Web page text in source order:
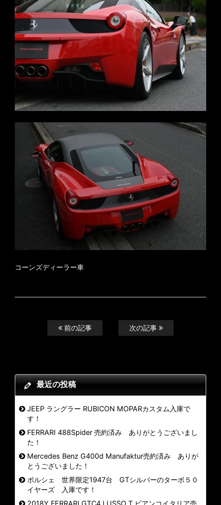
コーンズディーラー車
前の記事 次の記事
最近の投稿
JEEP ラングラー RUBICON MOPARカスタム入庫で
す！
FERRARI 488Spider 売約済み ありがとうございまし
た！
Mercedes Benz G400d Manufaktur売約済み ありが
とうございました！
ポルシェ 世界限定1947台 GTシルバーのターボ５０
イヤーズ 入庫です！
2018Y FERRARI GTC4 LUSSO T ビアンコイタリア売